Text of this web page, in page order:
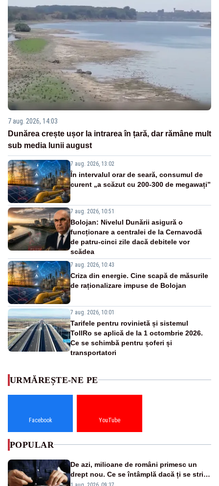
7 aug. 2026, 14:03
Dunărea crește ușor la intrarea în țară, dar rămâne mult
sub media lunii august
7 aug. 2026, 13:02
În intervalul orar de seară, consumul de
curent „a scăzut cu 200-300 de megawați”
7 aug. 2026, 10:51
Bolojan: Nivelul Dunării asigură o
funcționare a centralei de la Cernavodă
de patru-cinci zile dacă debitele vor
scădea
7 aug. 2026, 10:43
Criza din energie. Cine scapă de măsurile
de raționalizare impuse de Bolojan
7 aug. 2026, 10:01
Tarifele pentru rovinietă și sistemul
TollRo se aplică de la 1 octombrie 2026.
Ce se schimbă pentru șoferi și
transportatori
URMĂREȘTE-NE PE
Facebook YouTube
POPULAR
De azi, milioane de români primesc un
drept nou. Ce se întâmplă dacă ți se strică
un produs